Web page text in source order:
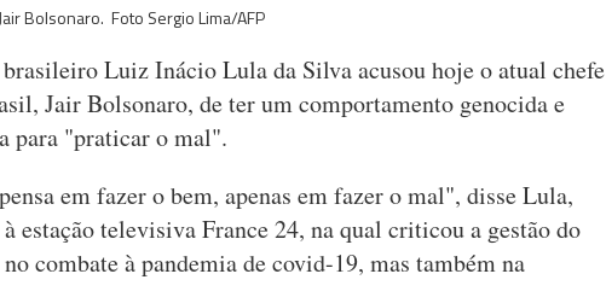
Bolsonaro. Foto Sergio Lima/AFP
Luiz Inácio Lula da Silva acusou hoje o atual chefe
Jair Bolsonaro, de ter um comportamento genocida e
para "praticar o mal".
em fazer o bem, apenas em fazer o mal", disse Lula,
estação televisiva France 24, na qual criticou a gestão do
combate à pandemia de covid-19, mas também na